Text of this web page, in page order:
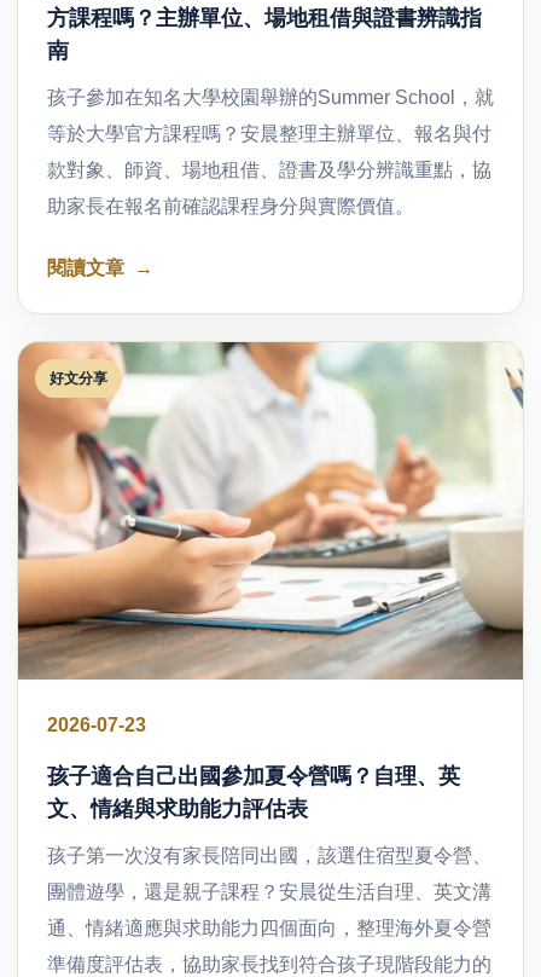
方課程嗎？主辦單位、場地租借與證書辨識指
南
孩子參加在知名大學校園舉辦的Summer School，就
等於大學官方課程嗎？安晨整理主辦單位、報名與付
款對象、師資、場地租借、證書及學分辨識重點，協
助家長在報名前確認課程身分與實際價值。
閱讀文章
好文分享
2026-07-23
孩子適合自己出國參加夏令營嗎？自理、英
文、情緒與求助能力評估表
孩子第一次沒有家長陪同出國，該選住宿型夏令營、
團體遊學，還是親子課程？安晨從生活自理、英文溝
通、情緒適應與求助能力四個面向，整理海外夏令營
準備度評估表，協助家長找到符合孩子現階段能力的